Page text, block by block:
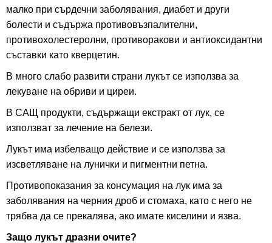
малко при сърдечни заболявания, диабет и други
болести и съдържа противовъзпалителни,
противохолестеролни, противоракови и антиоксидантни
съставки като кверцетин.
В много слабо развити страни лукът се използва за
лекуване на обриви и циреи.
В САЩ продукти, съдържащи екстракт от лук, се
използват за лечение на белези.
Лукът има избелващо действие и се използва за
изсветляване на лунички и пигментни петна.
Противопоказания за консумация на лук има за
заболявания на черния дроб и стомаха, като с него не
трябва да се прекалява, ако имате киселини и язва.
Защо лукът дразни очите?